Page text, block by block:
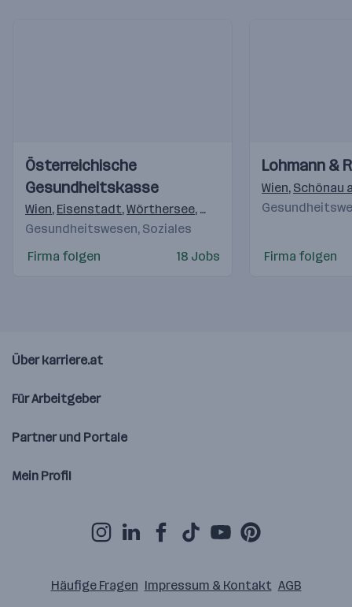
Videos
Einblicke
Einblicke
Österreichische
Gesundheitskasse
Wien, Eisenstadt,Wörthersee, Pölten Linz,Salzburg,Graz
Gesundheitswesen, Soziales
Firma folgen
18 Jobs
Videos
Einblicke
Einblicke
Lohmann &
Wien, Schönau
Firma folgen
Über karriere.at
Für Arbeitgeber
Partner und Portale
Mein Profil
Häufige Fragen Impressum & Kontakt AGB